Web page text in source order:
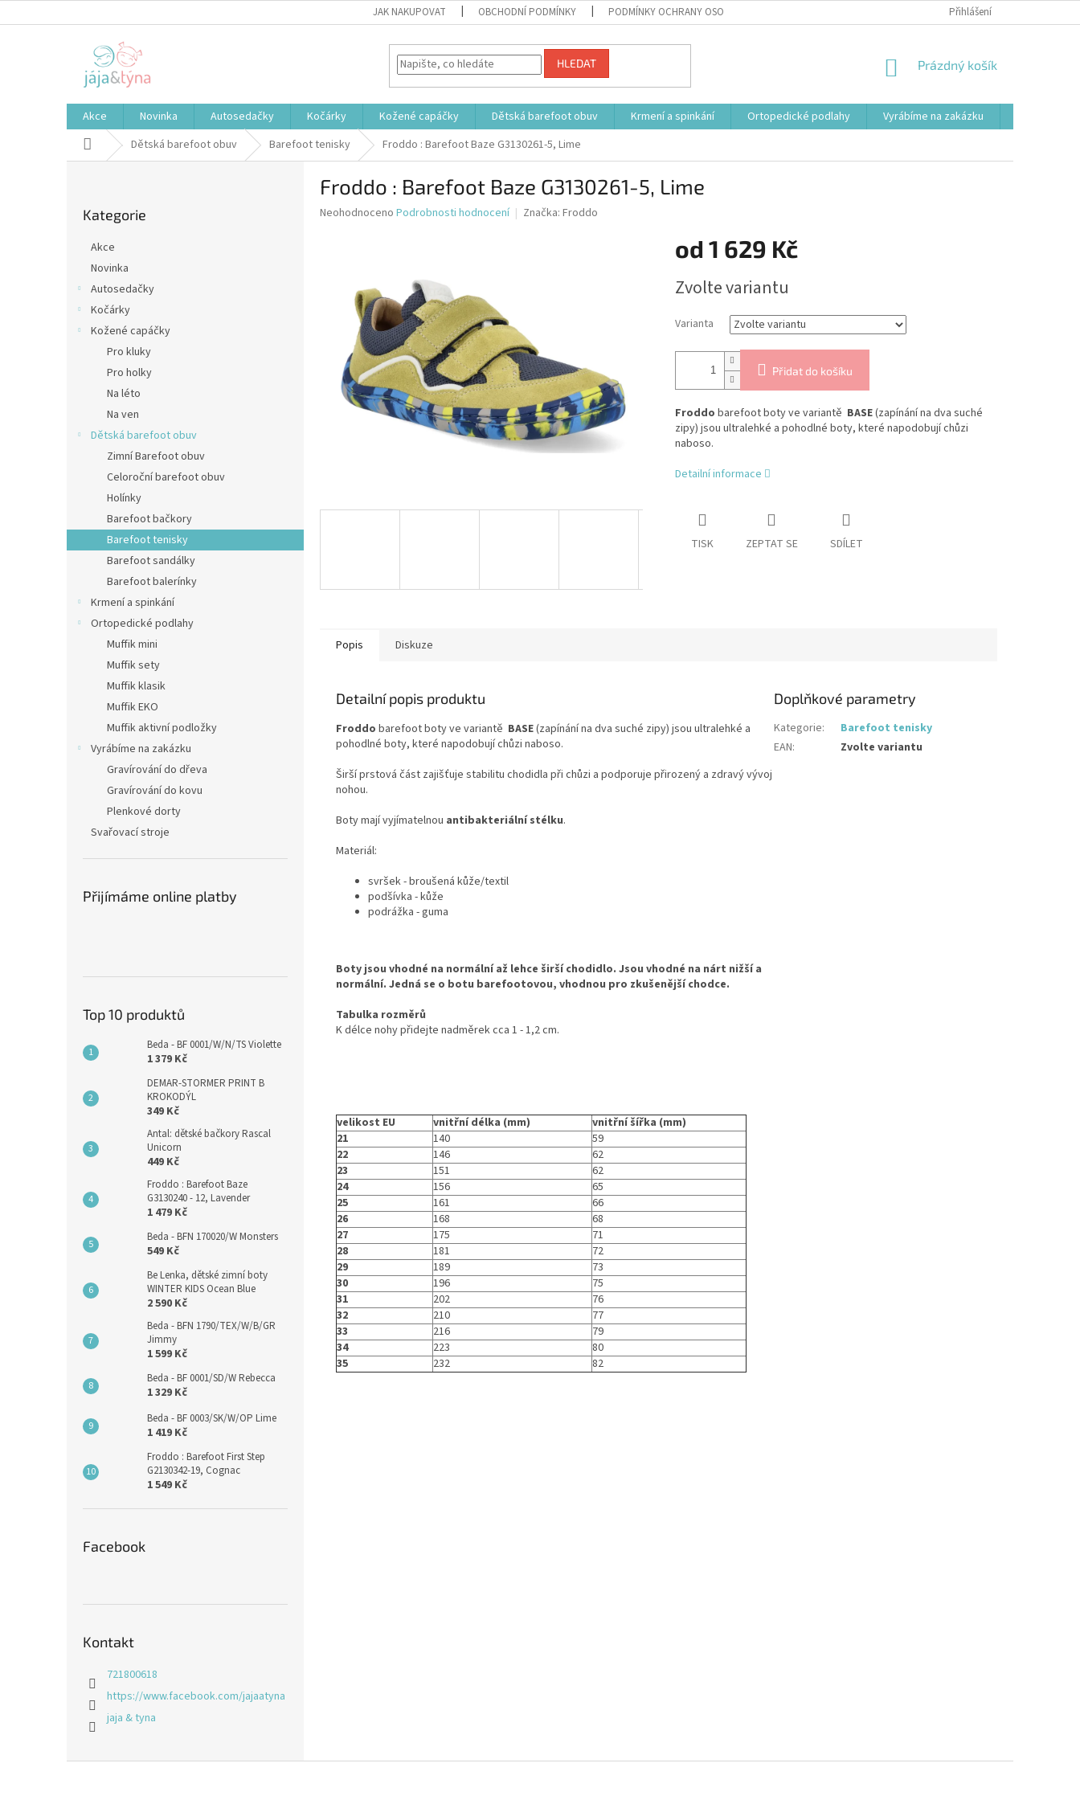
na
JAK NAKUPOVAT OBCHODNÍ PODMÍNKY PODMÍNKY OCHRANY OSOBNÍCH ÚDAJŮ Přihlášení
HLEDAT
NÁKUPNÍ
Prázdný košík
Akce Novinka Autosedačky Kočárky Kožené capáčky Dětská barefoot obuv Krmení a spinkání Ortopedické podlahy Vyrábíme na zakázku
Domů Dětská barefoot obuv Barefoot tenisky Froddo : Barefoot Baze G3130261-5, Lime
kategorie
Kategorie
Akce
Novinka
Autosedačky
Kočárky
Kožené capáčky
Pro kluky
Pro holky
Na léto
Na ven
Dětská barefoot obuv
Zimní Barefoot obuv
Celoroční barefoot obuv
Holínky
Barefoot bačkory
Barefoot tenisky
Barefoot sandálky
Barefoot balerínky
Krmení a spinkání
Ortopedické podlahy
Muffik mini
Muffik sety
Muffik klasik
Muffik EKO
Muffik aktivní podložky
Vyrábíme na zakázku
Gravírování do dřeva
Gravírování do kovu
Plenkové dorty
Svařovací stroje
Přijímáme online platby
Top 10 produktů
Beda - BF 0001/W/N/TS Violette
1 379 Kč
DEMAR-STORMER PRINT B
KROKODÝL
349 Kč
Antal: dětské bačkory Rascal
Unicorn
449 Kč
Froddo : Barefoot Baze
G3130240 - 12, Lavender
1 479 Kč
Beda - BFN 170020/W Monsters
549 Kč
Be Lenka, dětské zimní boty
WINTER KIDS Ocean Blue
2 590 Kč
Beda - BFN 1790/TEX/W/B/GR
Jimmy
1 599 Kč
Beda - BF 0001/SD/W Rebecca
1 329 Kč
Beda - BF 0003/SK/W/OP Lime
1 419 Kč
Froddo : Barefoot First Step
G2130342-19, Cognac
1 549 Kč
Facebook
Kontakt
721800618
https://www.facebook.com/jajaatyna
jaja & tyna
Froddo : Barefoot Baze G3130261-5, Lime
Průměrné
hvězdiček.
Neohodnoceno Podrobnosti hodnocení Značka: Froddo
od 1 629 Kč
cena:
Zvolte variantu
Varianta
Přidat do košíku
Froddo barefoot boty ve variantě BASE(zapínání na dva suché
zipy) jsou ultralehké a pohodlné boty, které napodobují chůzi
naboso.
Detailní informace
TISK ZEPTAT SE SDÍLET
Popis Diskuze
Detailní popis produktu
Froddo barefoot boty ve variantě BASE(zapínání na dva suché zipy) jsou ultralehké a
pohodlné boty, které napodobují chůzi naboso.
Širší prstová část zajišťuje stabilitu chodidla při chůzi a podporuje přirozený a zdravý vývoj
nohou.
Boty mají vyjímatelnou antibakteriální stélku.
Materiál:
svršek - broušená kůže/textil
podšívka - kůže
podrážka - guma
Boty jsou vhodné na normální až lehce širší chodidlo. Jsou vhodné na nárt nižší a
normální. Jedná se o botu barefootovou, vhodnou pro zkušenější chodce.
Tabulka rozměrů
K délce nohy přidejte nadměrek cca 1 - 1,2 cm.
velikost EU vnitřní délka (mm)
vnitřní šířka (mm)
21
140
59
22
146
62
23
151
62
24
156
65
25
161
66
26
168
68
27
175
71
28
181
72
29
189
73
30
196
75
31
202
76
32
210
77
33
216
79
34
223
80
35
232 82
Doplňkové parametry
Kategorie:
Barefoot tenisky
EAN: Zvolte variantu